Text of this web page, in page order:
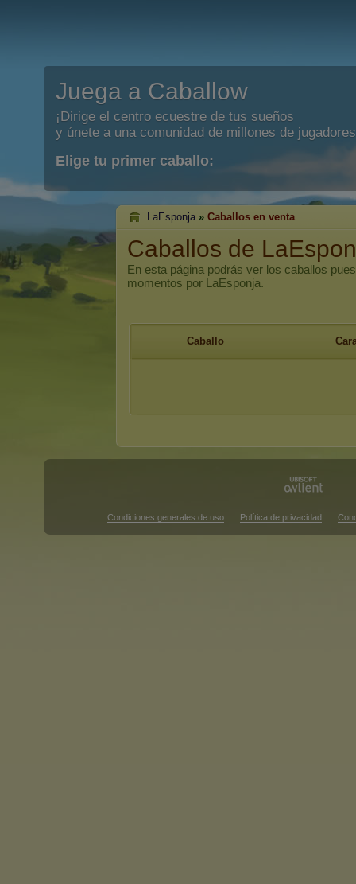
Juega a Caballow
¡Dirige el centro ecuestre de tus sueños
y únete a una comunidad de millones de
Elige tu primer caballo:
LaEsponja » Caballos en venta
Caballos de
En esta página podrás ver los caballos
momentos por LaEsponja.
Caballo
Condiciones generales de uso Política de privacidad